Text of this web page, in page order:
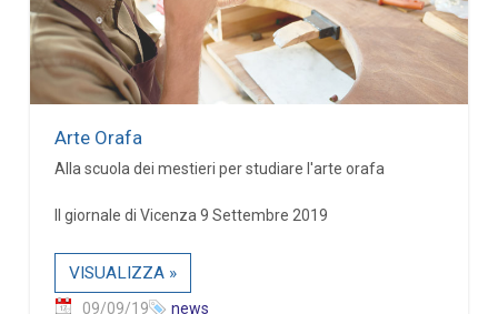
Arte Orafa
Alla scuola dei mestieri per studiare l'arte orafa
Il giornale di Vicenza 9 Settembre 2019
VISUALIZZA »
09/09/19 news